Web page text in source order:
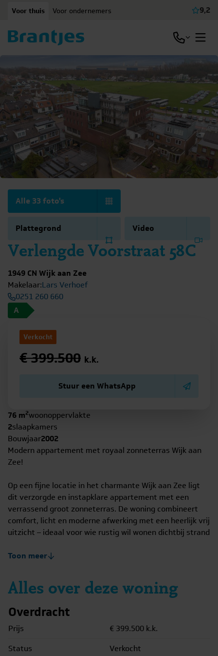
Voor thuis Voor ondernemers 9,2
Open /
Verlengde Voorstraat 58C
1949 CN Wijk aan Zee
Makelaar:Lars Verhoef
0251 260 660
A
Alle 33 foto's
Plattegrond Video
Verkocht
€ 399.500 k.k.
Stuur een WhatsApp
76 m2woonoppervlakte
2slaapkamers
Bouwjaar2002
Modern appartement met royaal zonneterras Wijk aan
Zee!
Op een fijne locatie in het charmante Wijk aan Zee ligt
dit verzorgde en instapklare appartement met een
verrassend groot zonneterras. De woning combineert
comfort, licht en moderne afwerking met een heerlijk vrij
uitzicht – ideaal voor wie rustig wil wonen dichtbij strand
appartement, waar direct de lichte en open sfeer opvalt.
De woonkamer is ruim opgezet en profiteert van grote
toegang hebt tot het balkon aan de voorzijde.
Aansluitend bevindt zich de moderne keuken, vernieuwd
zorgt voor optimaal kookcomfort. De woning beschikt
Toon meer
Alles over deze woning
Overdracht
Prijs € 399.500 k.k.
Status
Verkocht